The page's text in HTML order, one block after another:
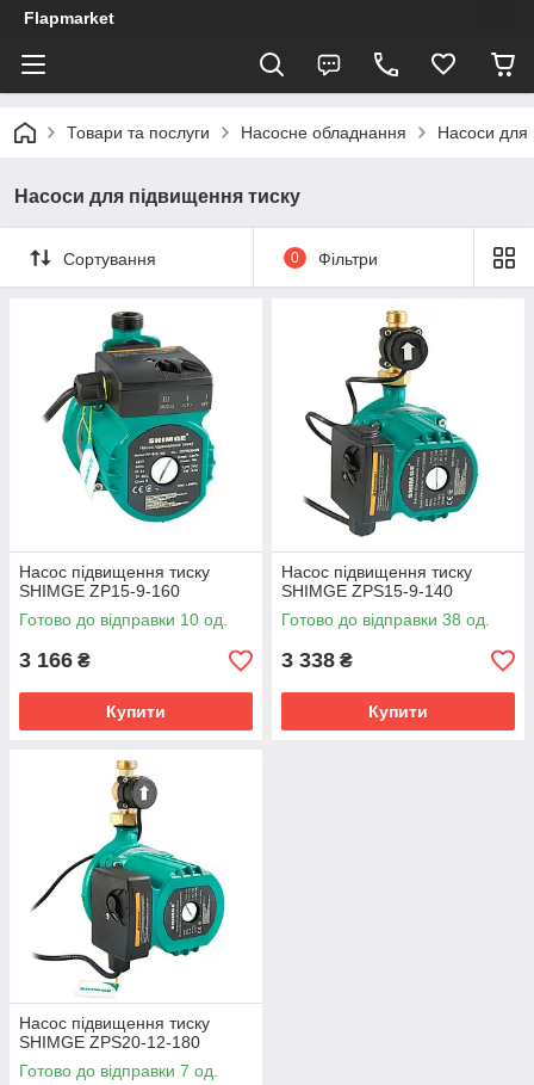
Flapmarket
Товари та послуги Насосне обладнання Насоси для
Насоси для підвищення тиску
Сортування 0 Фільтри
Насос підвищення тиску
SHIMGE ZP15-9-160
Готово до відправки 10 од.
3 166 ₴
Купити
Насос підвищення тиску
SHIMGE ZPS15-9-140
Готово до відправки 38 од.
3 338 ₴
Купити
Насос підвищення тиску
SHIMGE ZPS20-12-180
Готово до відправки 7 од.